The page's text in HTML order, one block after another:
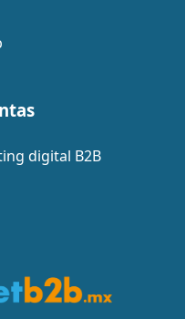
digital B2B